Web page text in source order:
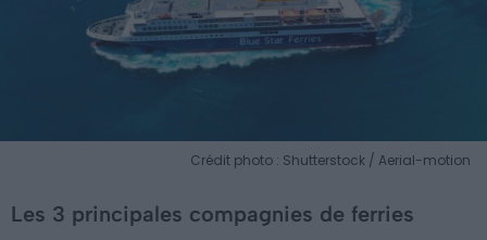
Crédit photo : Shutterstock / Aerial-motion
Les 3 principales compagnies de ferries